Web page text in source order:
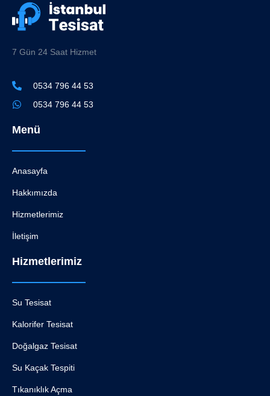
7 Gün 24 Saat Hizmet
0534 796 44 53
0534 796 44 53
Menü
Anasayfa
Hakkımızda
Hizmetlerimiz
İletişim
Hizmetlerimiz
Su Tesisat
Kalorifer Tesisat
Doğalgaz Tesisat
Su Kaçak Tespiti
Tıkanıklık Açma